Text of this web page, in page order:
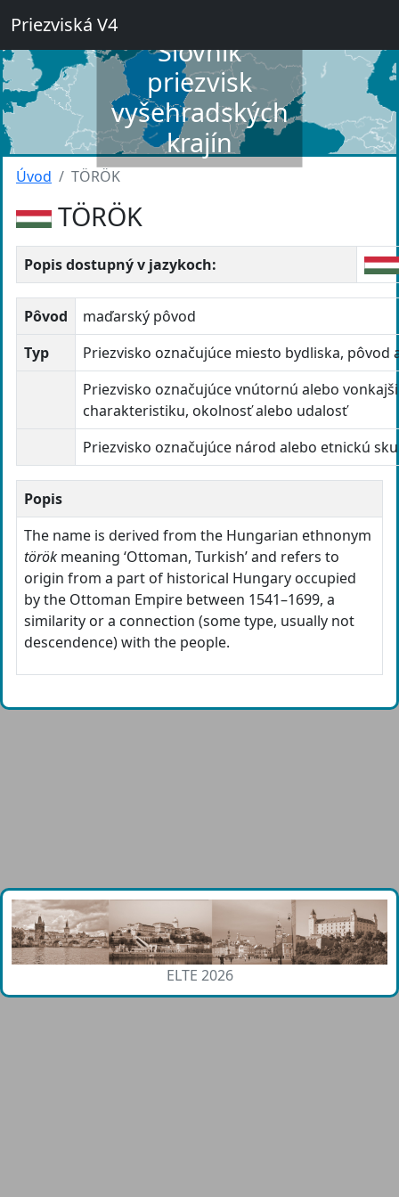
Priezviská V4
Slovník
priezvisk
vyšehradských
krajín
Úvod TÖRÖK
TÖRÖK
Popis dostupný v jazykoch:
Pôvod
maďarský pôvod
Typ
Priezvisko označujúce miesto bydliska, pôvod
Priezvisko označujúce vnútornú alebo
charakteristiku, okolnosť alebo udalosť
Priezvisko označujúce národ alebo etnickú
Popis
The name is derived from the Hungarian ethnonym
török meaning ‘Ottoman, Turkish’ and refers to
origin from a part of historical Hungary occupied
by the Ottoman Empire between 1541–1699, a
similarity or a connection (some type, usually not
descendence) with the people.
ELTE 2026